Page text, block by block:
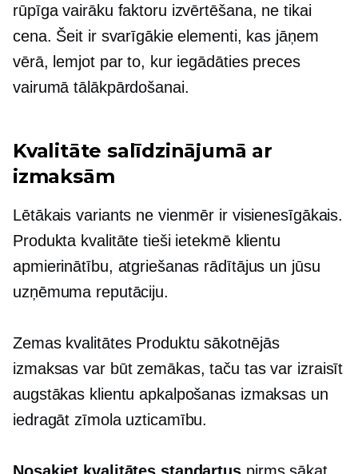
rūpīga vairāku faktoru izvērtēšana, ne tikai
cena. Šeit ir svarīgākie elementi, kas jāņem
vērā, lemjot par to, kur iegādāties preces
vairumā tālākpārdošanai.
Kvalitāte salīdzinājumā ar
izmaksām
Lētākais variants ne vienmēr ir visienesīgākais.
Produkta kvalitāte tieši ietekmē klientu
apmierinātību, atgriešanas rādītājus un jūsu
uzņēmuma reputāciju.
Zemas kvalitātesProduktu sākotnējās
izmaksas var būt zemākas, taču tas var izraisīt
augstākas klientu apkalpošanas izmaksas un
iedragāt zīmola uzticamību.